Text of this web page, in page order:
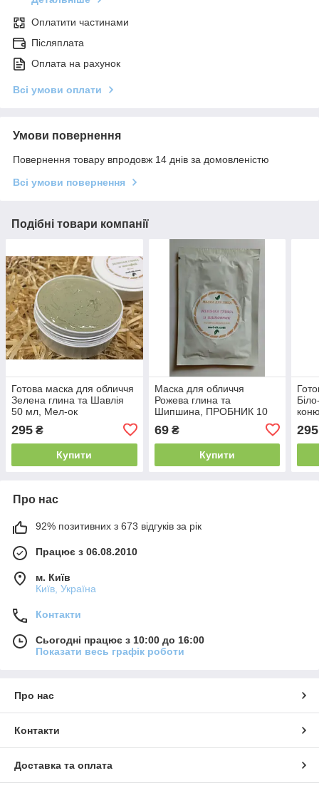
Оплатити частинами
Післяплата
Оплата на рахунок
Всі умови оплати
Умови повернення
Повернення товару впродовж 14 днів за домовленістю
Всі умови повернення
Подібні товари компанії
Готова маска для обличчя
Зелена глина та Шавлія
50 мл, Мел-ок
295 ₴
Купити
Маска для обличчя
Рожева глина та
Шипшина, ПРОБНИК 10
69₴
Купити
295
Про нас
92% позитивних з 673 відгуків за рік
Працює з 06.08.2010
м. Київ
Київ, Україна
Контакти
Сьогодні працює з 10:00 до 16:00
Показати весь графік роботи
Про нас
Контакти
Доставка та оплата